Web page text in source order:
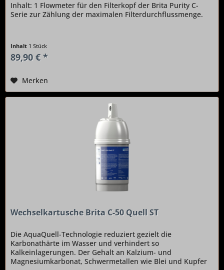
Inhalt: 1 Flowmeter für den Filterkopf der Brita Purity C-
Serie zur Zählung der maximalen Filterdurchflussmenge.
Inhalt 1 Stück
89,90 € *
Merken
Wechselkartusche Brita C-50 Quell ST
Die AquaQuell-Technologie reduziert gezielt die
Karbonathärte im Wasser und verhindert so
Kalkeinlagerungen. Der Gehalt an Kalzium- und
Magnesiumkarbonat, Schwermetallen wie Blei und Kupfer